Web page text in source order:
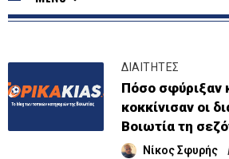
ΔΙΑΙΤΗΤΕΣ
Πόσο σφύριξαν
κοκκίνισαν οι
Βοιωτία τη
Νίκος Σφυρής